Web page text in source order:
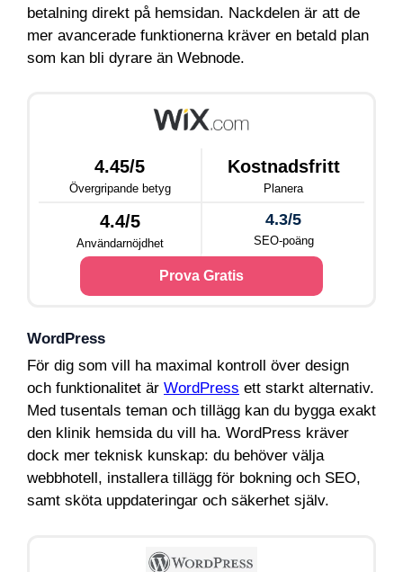
betalning direkt på hemsidan. Nackdelen är att de
mer avancerade funktionerna kräver en betald plan
som kan bli dyrare än Webnode.
4.45/5
Övergripande betyg
Kostnadsfritt
Planera
4.4/5
Användarnöjdhet
4.3/5
SEO-poäng
Prova Gratis
WordPress
För dig som vill ha maximal kontroll över design
och funktionalitet är WordPress ett starkt alternativ.
Med tusentals teman och tillägg kan du bygga exakt
den klinik hemsida du vill ha. WordPress kräver
dock mer teknisk kunskap: du behöver välja
webbhotell, installera tillägg för bokning och SEO,
samt sköta uppdateringar och säkerhet själv.